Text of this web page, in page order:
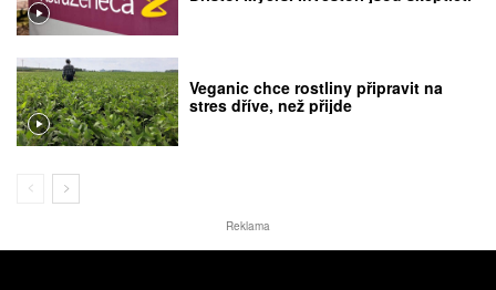
Veganic chce rostliny připravit na
stres dříve, než přijde
Reklama